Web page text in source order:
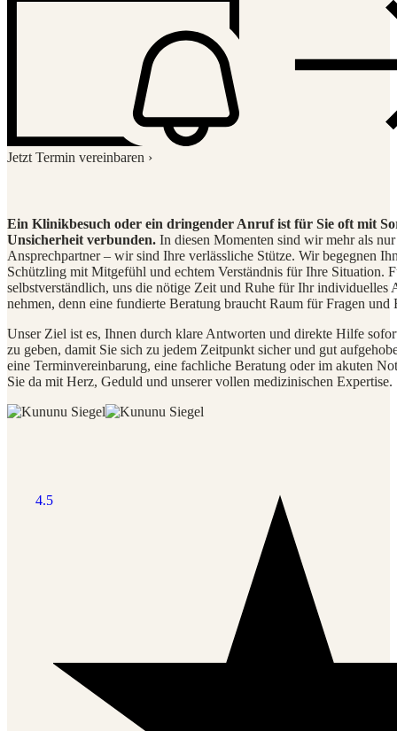
Jetzt Termin vereinbaren ›
Ein Klinikbesuch oder ein dringender Anruf ist für Sie oft mit
Unsicherheit verbunden. In diesen Momenten sind wir mehr als
Ansprechpartner – wir sind Ihre verlässliche Stütze. Wir begegnen
Schützling mit Mitgefühl und echtem Verständnis für Ihre Situation.
selbstverständlich, uns die nötige Zeit und Ruhe für Ihr individuelles
nehmen, denn eine fundierte Beratung braucht Raum für Fragen und
Unser Ziel ist es, Ihnen durch klare Antworten und direkte Hilfe
zu geben, damit Sie sich zu jedem Zeitpunkt sicher und gut
eine Terminvereinbarung, eine fachliche Beratung oder im akuten
Sie da mit Herz, Geduld und unserer vollen medizinischen Expertise.
4.5